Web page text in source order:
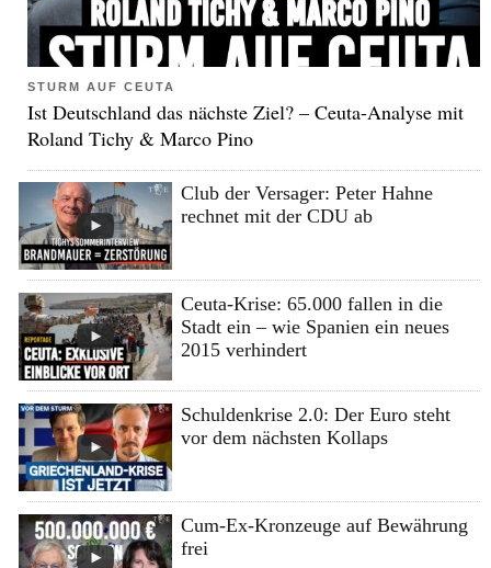
STURM AUF CEUTA
Ist Deutschland das nächste Ziel? – Ceuta-Analyse mit
Roland Tichy & Marco Pino
Club der Versager: Peter Hahne
rechnet mit der CDU ab
Ceuta-Krise: 65.000 fallen in die
Stadt ein – wie Spanien ein neues
2015 verhindert
Schuldenkrise 2.0: Der Euro steht
vor dem nächsten Kollaps
Cum-Ex-Kronzeuge auf Bewährung
frei